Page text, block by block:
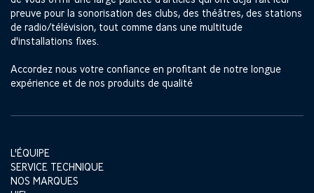
preuve pour la sonorisation des clubs, des théâtres, des stations
de radio/télévision, tout comme dans une multitude
d'installations fixes.
Accordez nous votre confiance en profitant de notre longue
expérience et de nos produits de qualité
L'ÉQUIPE
SERVICE TECHNIQUE
NOS MARQUES